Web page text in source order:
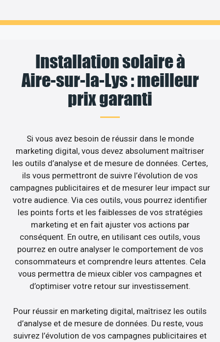
Installation solaire à
Aire-sur-la-Lys : meilleur
prix garanti
Si vous avez besoin de réussir dans le monde
marketing digital, vous devez absolument maîtriser
les outils d’analyse et de mesure de données. Certes,
ils vous permettront de suivre l’évolution de vos
campagnes publicitaires et de mesurer leur impact sur
votre audience. Via ces outils, vous pourrez identifier
les points forts et les faiblesses de vos stratégies
marketing et en fait ajuster vos actions par
conséquent. En outre, en utilisant ces outils, vous
pourrez en outre analyser le comportement de vos
consommateurs et comprendre leurs attentes. Cela
vous permettra de mieux cibler vos campagnes et
d’optimiser votre retour sur investissement.
Pour réussir en marketing digital, maîtrisez les outils
d’analyse et de mesure de données. Du reste, vous
suivrez l’évolution de vos campagnes publicitaires et